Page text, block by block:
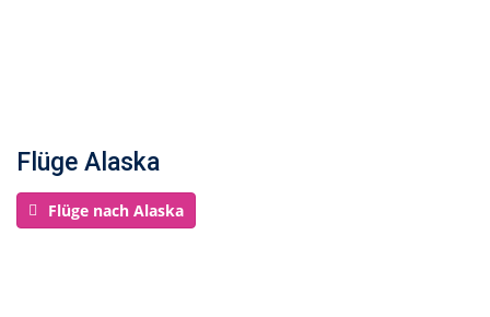
Flüge Alaska
Flüge nach Alaska